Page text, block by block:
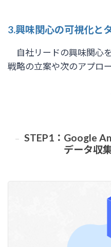
3.興味関心の可視化と
自社リードの興味関心
戦略の立案や次のアプロ
STEP1：Google
データ収